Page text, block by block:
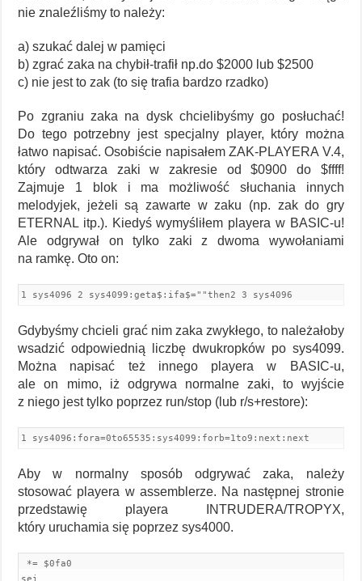
nie znaleźliśmy to należy:
a) szukać dalej w pamięci
b) zgrać zaka na chybił-trafił np.do $2000 lub $2500
c) nie jest to zak (to się trafia bardzo rzadko)
Po zgraniu zaka na dysk chcielibyśmy go posłuchać!
Do tego potrzebny jest specjalny player, który można
łatwo napisać. Osobiście napisałem ZAK-PLAYERA V.4,
który odtwarza zaki w zakresie od $0900 do $ffff!
Zajmuje 1 blok i ma możliwość słuchania innych
melodyjek, jeżeli są zawarte w zaku (np. zak do gry
ETERNAL itp.). Kiedyś wymyśliłem playera w BASIC-u!
Ale odgrywał on tylko zaki z dwoma wywołaniami
na ramkę. Oto on:
1 sys4096 2 sys4099:geta$:ifa$=""then2 3 sys4096
Gdybyśmy chcieli grać nim zaka zwykłego, to należałoby
wsadzić odpowiednią liczbę dwukropków po sys4099.
Można napisać też innego playera w BASIC-u,
ale on mimo, iż odgrywa normalne zaki, to wyjście
z niego jest tylko poprzez run/stop (lub r/s+restore):
1 sys4096:fora=0to65535:sys4099:forb=1to9:next:next
Aby w normalny sposób odgrywać zaka, należy
stosować playera w assemblerze. Na następnej stronie
przedstawię playera INTRUDERA/TROPYX,
który uruchamia się poprzez sys4000.
*= $0fa0